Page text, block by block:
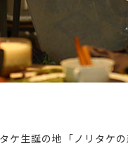
ケ生誕の地「ノリタケ